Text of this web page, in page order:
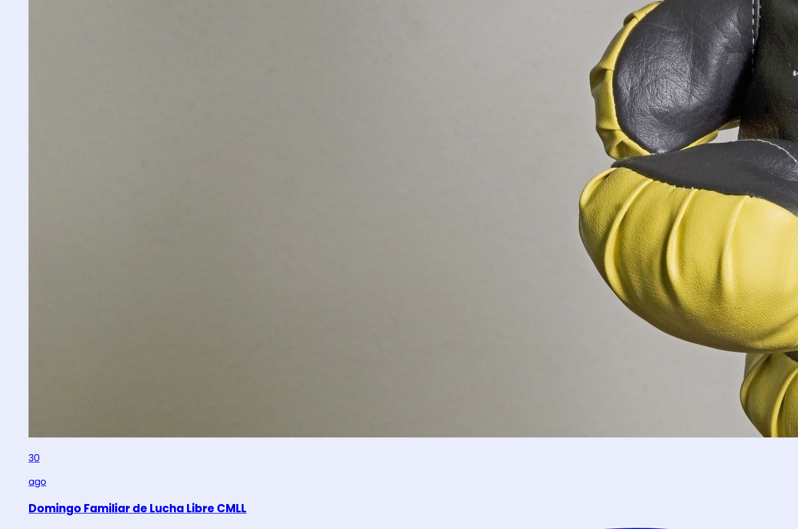
30
ago
Domingo Familiar de Lucha Libre CMLL